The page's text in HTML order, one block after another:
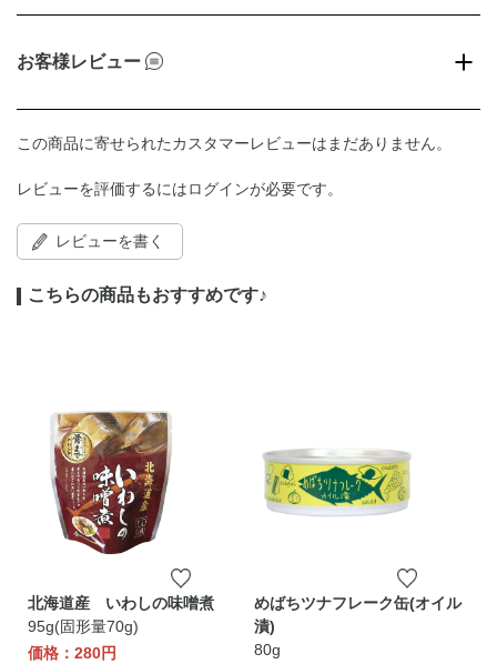
お客様レビュー
この商品に寄せられたカスタマーレビューはまだありません。
レビューを評価するにはログインが必要です。
レビューを書く
こちらの商品もおすすめです♪
北海道産 いわしの味噌煮
95g(固形量70g)
価格：280円
めばちツナフレーク缶(オイル
漬)
80g